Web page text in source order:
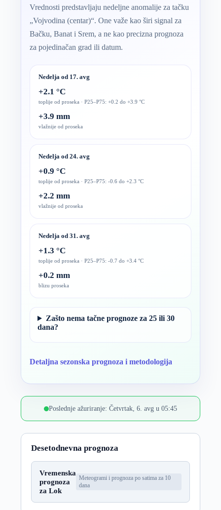
Vrednosti predstavljaju nedeljne anomalije za tačku
„Vojvodina (centar)“. One važe kao širi signal za
Bačku, Banat i Srem, a ne kao precizna prognoza
za pojedinačan grad ili datum.
Nedelja od 17. avg
+2.1 °C
toplije od proseka · P25–P75: +0.2 do +3.9 °C
+3.9 mm
vlažnije od proseka
Nedelja od 24. avg
+0.9 °C
toplije od proseka · P25–P75: -0.6 do +2.3 °C
+2.2 mm
vlažnije od proseka
Nedelja od 31. avg
+1.3 °C
toplije od proseka · P25–P75: -0.7 do +3.4 °C
+0.2 mm
blizu proseka
Zašto nema tačne prognoze za 25 ili 30
dana?
Detaljna sezonska prognoza i metodologija
Poslednje ažuriranje: Četvrtak, 6. avg u 05:45
Desetodnevna prognoza
Vremenska
prognoza
za Lok
Meteogrami i prognoza po satima za 10
dana